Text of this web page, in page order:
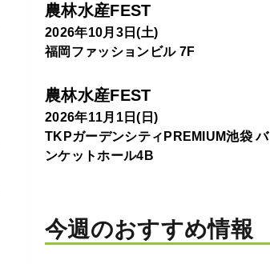
農林水産FEST
2026年10月3日(土)
福岡ファッションビル 7F
農林水産FEST
2026年11月1日(日)
TKPガーデンシティPREMIUM池袋 バ
ンケットホール4B
今週のおすすめ情報